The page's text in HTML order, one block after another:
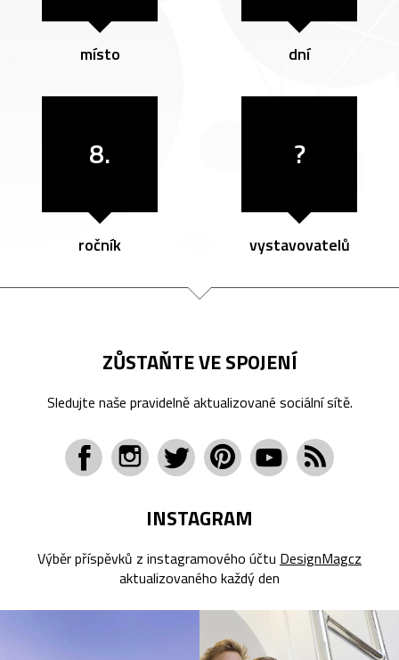
místo dní
8.
ročník
?
vystavovatelů
ZŮSTAŇTE VE SPOJENÍ
Sledujte naše pravidelně aktualizované sociální sítě.
INSTAGRAM
Výběr příspěvků z instagramového účtu DesignMagcz
aktualizovaného každý den